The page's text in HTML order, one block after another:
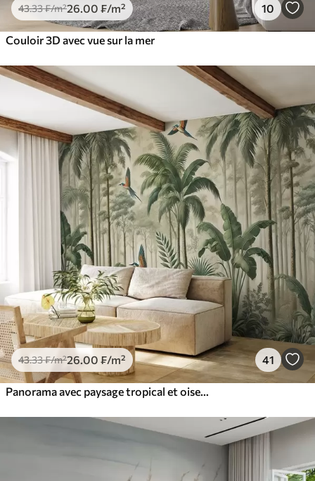
43.33₣/m²26 .00 ₣/m² 10
Couloir 3D avec vue sur la mer
43.33₣/m²26.00 ₣/m² 41